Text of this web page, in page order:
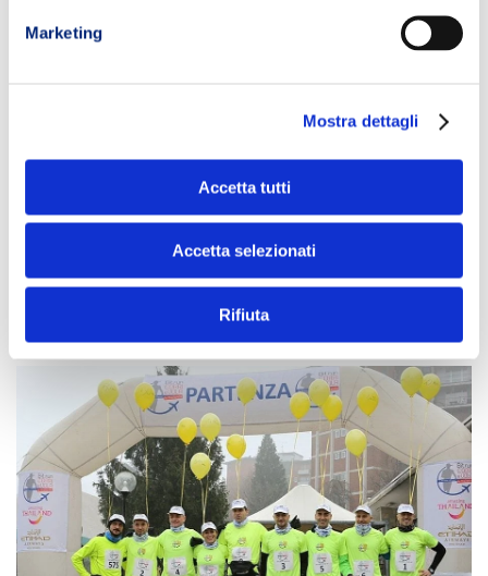
Marketing
Mostra dettagli
Accetta tutti
Accetta selezionati
Rifiuta
Utilizzare la gara Transpyrenea 900km e 65.000mt d+ per
svolgere una ricerca medico-scientifica unica al mondo sugli
Attività di Marketing:
Campagna di Comunicazione Mondiale integrata off e on-line,
multi-canale, Eventi in Tour, Conferenza Stampa di Lancio del
progetto, Video promo della ricerca e della competizione,